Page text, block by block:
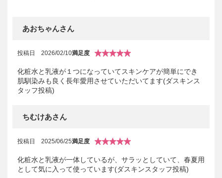
あおちゃんさん
投稿日 2026/02/10満足度
化粧水と乳液が１つになっていてスキンケアが簡単にでき
肌馴染みも良く長年愛用させていただいてます(ダスキンス
タッフ投稿)
ちむけあさん
投稿日 2025/06/25満足度
化粧水と乳液が一体しているが、サラッとしていて、春夏用
として気に入って使っています(ダスキンスタッフ投稿)